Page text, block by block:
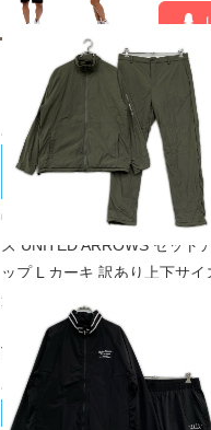
UNITED ARROWS/ユナイテッドア
中古 メンズ ユナイテッドアロ
ズ UNITED ARROWS セットア
ップ L カーキ 訳あり上下サイ
違いブルゾン×パンツ 防風 ヨコ
ストレッチ 撥水 透湿
¥17,600 税込
muta MARINE/ムータマリン